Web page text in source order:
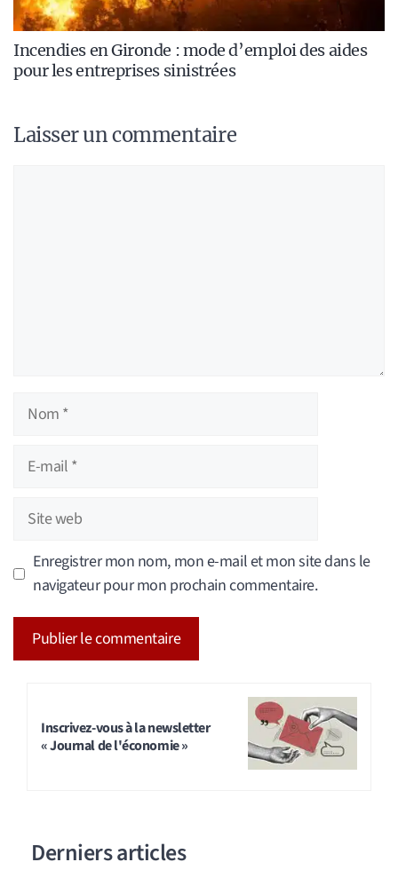
Incendies en Gironde : mode d’emploi des aides
pour les entreprises sinistrées
Laisser un commentaire
Nom
Site
web
Enregistrer mon nom, mon e-mail et mon site dans le
navigateur pour mon prochain commentaire.
Inscrivez-vous à la newsletter
« Journal de l'économie »
Derniers articles